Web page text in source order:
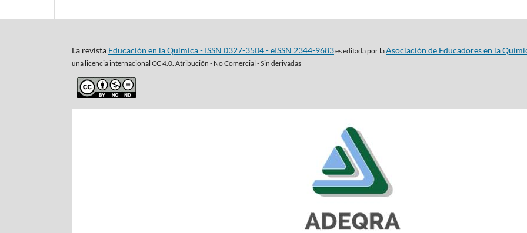
La revista Educación en la Química - ISSN 0327-3504 - eISSN 2344-9683es editada por laAsociación de Educadores en la
una licencia internacional CC 4.0. Atribución - No Comercial - Sin derivadas